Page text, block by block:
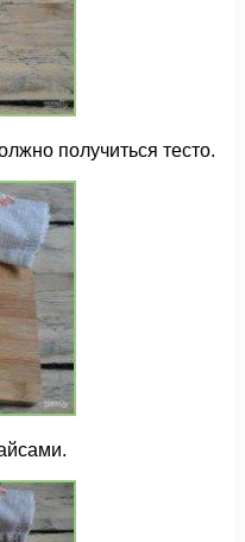
получиться тесто.